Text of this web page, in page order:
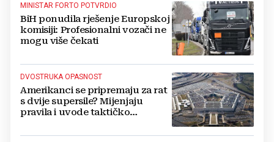
MINISTAR FORTO POTVRDIO
BiH ponudila rješenje Europskoj
komisiji: Profesionalni vozači ne
mogu više čekati
DVOSTRUKA OPASNOST
Amerikanci se pripremaju za rat
s dvije supersile? Mijenjaju
pravila i uvode taktičko